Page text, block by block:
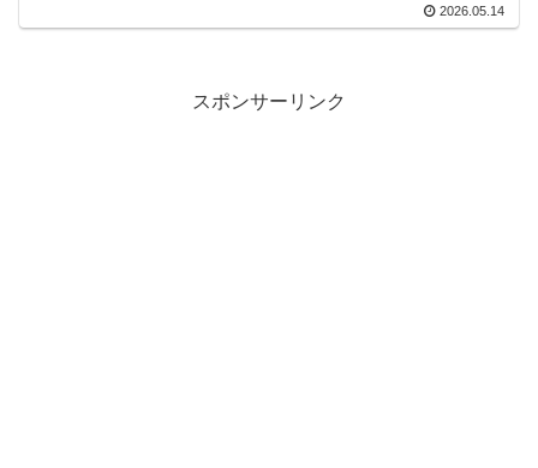
2026.05.14
スポンサーリンク